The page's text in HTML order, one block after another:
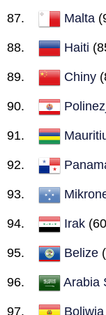
Malta
Haiti
Chiny
Irak
Belize
Arabia
Boliwia